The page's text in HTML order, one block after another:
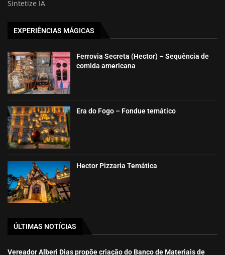
Sintetize IA
EXPERIÊNCIAS MÁGICAS
Ferrovia Secreta (Hector) – Sequência de
comida americana
Era do Fogo – Fondue temático
Hector Pizzaria Temática
ÚLTIMAS NOTÍCIAS
Vereador Alberi Dias propõe criação do Banco de Materiais de